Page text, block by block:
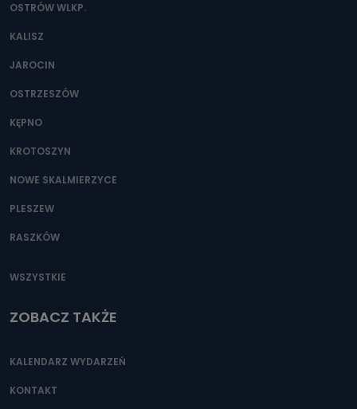
OSTRÓW WLKP.
KALISZ
JAROCIN
OSTRZESZÓW
KĘPNO
KROTOSZYN
NOWE SKALMIERZYCE
PLESZEW
RASZKÓW
WSZYSTKIE
ZOBACZ TAKŻE
KALENDARZ WYDARZEŃ
KONTAKT